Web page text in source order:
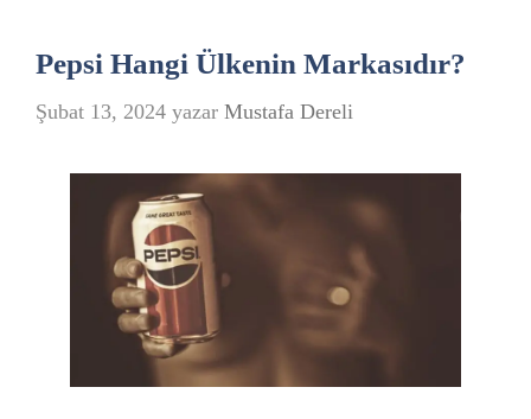
Pepsi Hangi Ülkenin Markasıdır?
Şubat 13, 2024 yazar Mustafa Dereli